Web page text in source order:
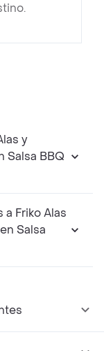
y
Salsa BBQ
Friko Alas
Salsa